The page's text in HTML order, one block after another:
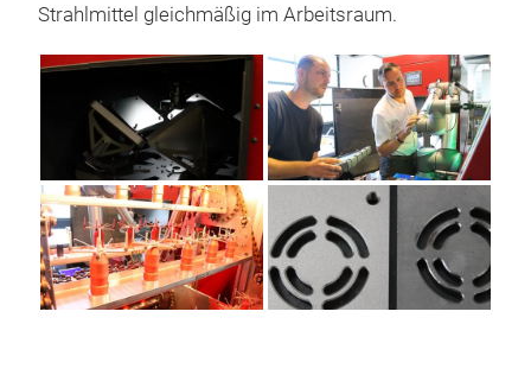
Strahlmittel gleichmäßig im Arbeitsraum.